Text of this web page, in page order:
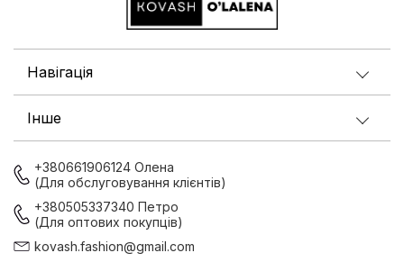
Навігація
Інше
+380661906124 Олена
(Для обслуговування клієнтів)
+380505337340 Петро
(Для оптових покупців)
kovash.fashion@gmail.com